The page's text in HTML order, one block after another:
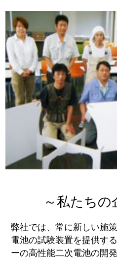
～私たちの
弊社では、常に新しい施
電池の試験装置を提供す
ーの高性能二次電池の開